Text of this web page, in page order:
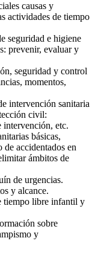
causas y
actividades de tiempo
seguridad e higiene
prevenir, evaluar y
seguridad y control
momentos,
intervención sanitaria
civil:
etc.
básicas,
accidentados en
ámbitos de
de urgencias.
y alcance.
tiempo libre infantil y
sobre
y